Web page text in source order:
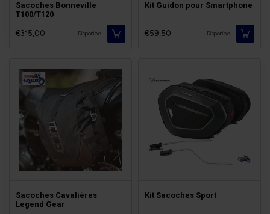
Sacoches Bonneville
T100/T120
€315,00 Disponible
Kit Guidon pour Smartphone
€59,50 Disponible
Sacoches Cavalières
Legend Gear
Kit Sacoches Sport